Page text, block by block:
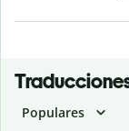
Populares